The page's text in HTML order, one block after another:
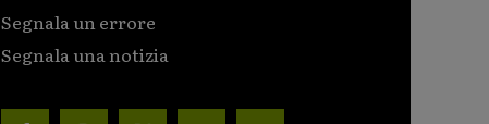
Segnala un errore
Segnala una notizia